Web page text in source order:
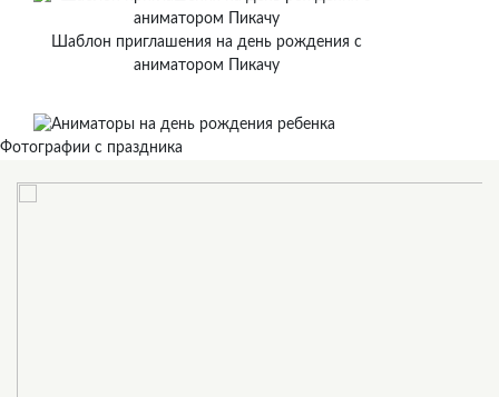
Шаблон приглашения на день рождения с
аниматором Пикачу
Фотографии с праздника